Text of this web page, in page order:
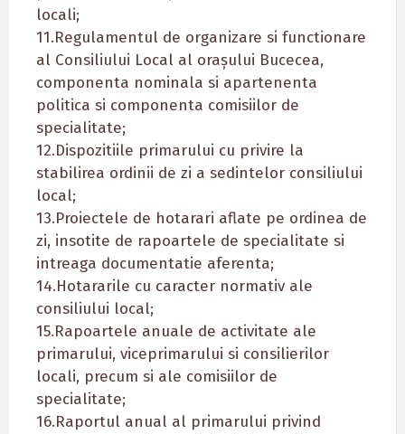
locali;
11.Regulamentul de organizare si functionare
al Consiliului Local al orașului Bucecea,
componenta nominala si apartenenta
politica si componenta comisiilor de
specialitate;
12.Dispozitiile primarului cu privire la
stabilirea ordinii de zi a sedintelor consiliului
local;
13.Proiectele de hotarari aflate pe ordinea de
zi, insotite de rapoartele de specialitate si
intreaga documentatie aferenta;
14.Hotararile cu caracter normativ ale
consiliului local;
15.Rapoartele anuale de activitate ale
primarului, viceprimarului si consilierilor
locali, precum si ale comisiilor de
specialitate;
16.Raportul anual al primarului privind